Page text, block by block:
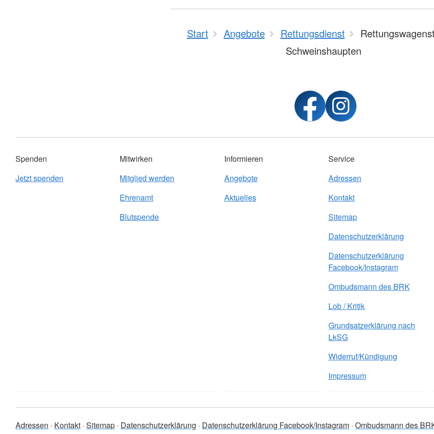
Start Angebote Rettungsdienst
Schweinshaupten
Spenden
Jetzt spenden
Mitwirken
Mitglied werden
Ehrenamt
Blutspende
Informieren
Angebote
Aktuelles
Service
Adressen
Kontakt
Sitemap
Datenschutzerklärung
Datenschutzerklärung
Facebook/Instagram
Ombudsmann des BRK
Lob / Kritik
Grundsatzerklärung nach
LkSG
Widerruf/Kündigung
Impressum
Adressen Kontakt Sitemap Datenschutzerklärung Datenschutzerklärung Facebook/Instagram Ombudsmann des